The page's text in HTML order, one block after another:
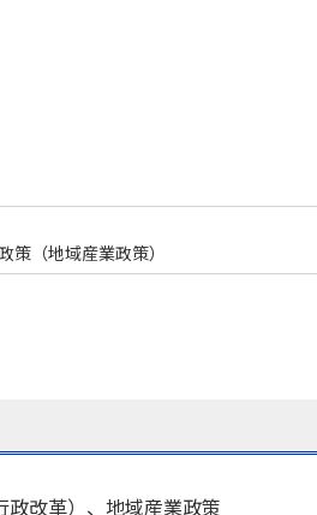
（地域産業政策）
改革）、地域産業政策